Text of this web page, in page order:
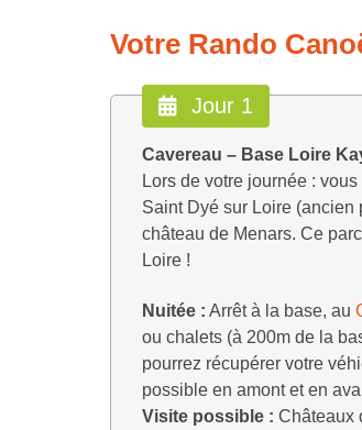
Votre Rando
Jour 1
Cavereau – Base Loire
Lors de votre journée :
Saint Dyé sur Loire (ancien
château de Menars. Ce
Loire !
Nuitée : Arrêt à la base, au
ou chalets (à 200m de la
pourrez récupérer votre
possible en amont et en
Visite possible : Châteaux